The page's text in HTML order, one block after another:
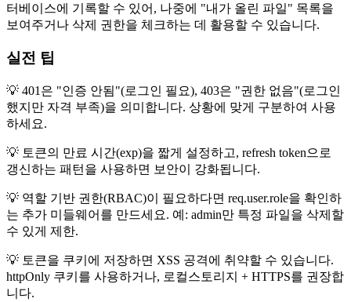
터베이스에 기록할 수 있어, 나중에 "내가 올린 파일" 목록을
보여주거나 삭제 권한을 체크하는 데 활용할 수 있습니다.
실전 팁
💡 401은 "인증 안됨"(로그인 필요), 403은 "권한 없음"(로그인
했지만 자격 부족)을 의미합니다. 상황에 맞게 구분하여 사용
하세요.
💡 토큰의 만료 시간(exp)을 짧게 설정하고, refresh token으로
갱신하는 패턴을 사용하면 보안이 강화됩니다.
💡 역할 기반 권한(RBAC)이 필요하다면 req.user.role을 확인하
는 추가 미들웨어를 만드세요. 예: admin만 특정 파일을 삭제할
수 있게 제한.
💡 토큰을 쿠키에 저장하면 XSS 공격에 취약할 수 있습니다.
httpOnly 쿠키를 사용하거나, 로컬스토리지 + HTTPS를 권장합
니다.